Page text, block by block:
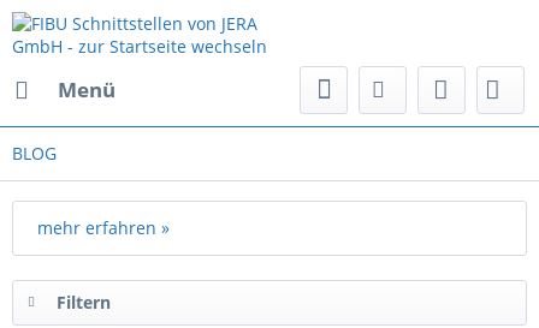
Menü
BLOG
mehr erfahren »
Filtern